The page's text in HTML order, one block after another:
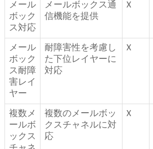
メール
ボック
ス対応
メールボックス通
信機能を提供
X
メール
ボック
ス耐障
害レイ
ヤー
耐障害性を考慮し
た下位レイヤーに
対応
X
複数メ
ールボ
ックス
複数のメールボッ
クスチャネルに対
応
X